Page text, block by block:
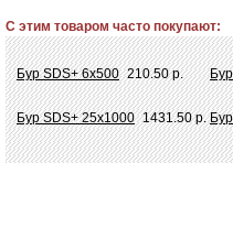
С этим товаром часто покупают:
Бур SDS+ 6х500 210.50 р.
Бур SDS+ 25х1000 1431.50 р.